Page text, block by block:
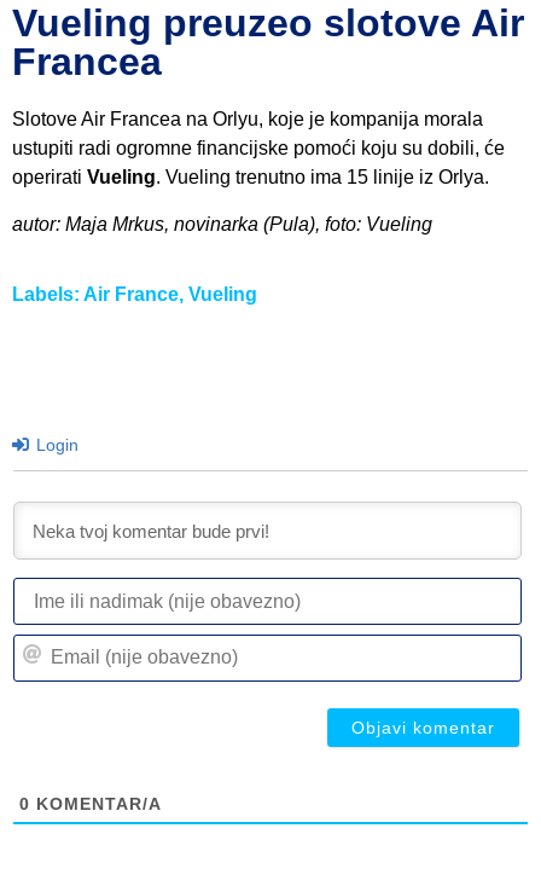
Vueling preuzeo slotove Air
Francea
Slotove Air Francea na Orlyu, koje je kompanija morala
ustupiti radi ogromne financijske pomoći koju su dobili, će
operirati Vueling. Vueling trenutno ima 15 linije iz Orlya.
autor: Maja Mrkus, novinarka (Pula), foto: Vueling
Labels: Air France, Vueling
Login
0 KOMENTAR/A